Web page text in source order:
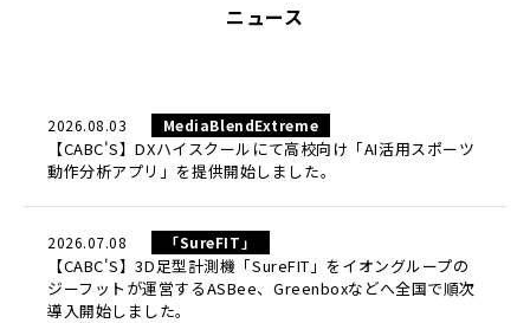
ニュース
2026.08.03 MediaBlendExtreme
【CABC'S】DXハイスクールにて高校向け「AI活用スポーツ
動作分析アプリ」を提供開始しました。
2026.07.08 「SureFIT」
【CABC'S】3D足型計測機「SureFIT」をイオングループの
ジーフットが運営するASBee、Greenboxなどへ全国で順次
導入開始しました。